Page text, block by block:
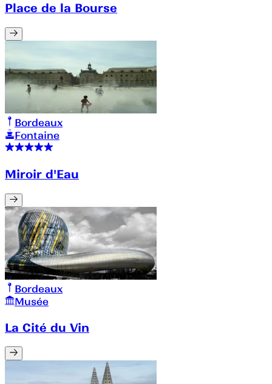
Place de la Bourse
Bordeaux
Fontaine
Miroir d'Eau
Bordeaux
Musée
La Cité du Vin